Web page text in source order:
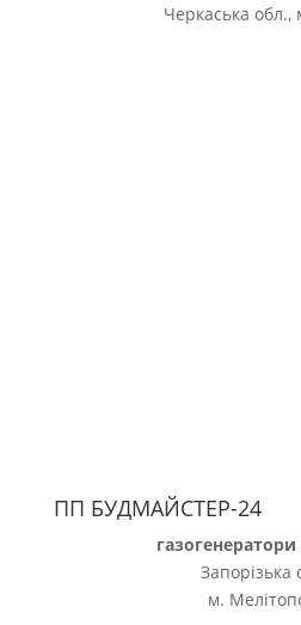
Черкаська
ПП БУДМАЙСТЕР-24
газогенератори
Запорізька
м.